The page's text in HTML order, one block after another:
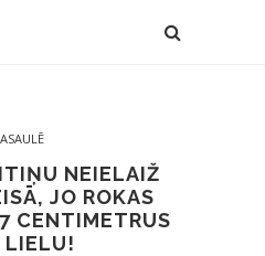
NEIELAIŽ
JO ROKAS
CENTIMETRUS
LIELU!